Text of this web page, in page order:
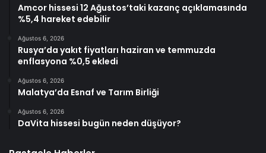
Amcor hissesi 12 Ağustos’taki kazanç açıklamasında
%5,4 hareket edebilir
Ağustos 6, 2026
Rusya’da yakıt fiyatları haziran ve temmuzda
enflasyona %0,5 ekledi
Ağustos 6, 2026
Malatya’da Esnaf ve Tarım Birliği
Ağustos 6, 2026
DaVita hissesi bugün neden düşüyor?